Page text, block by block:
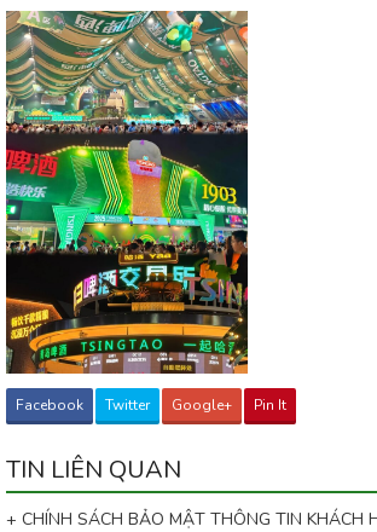
Facebook Twitter Google+ Pin It
TIN LIÊN QUAN
+ CHÍNH SÁCH BẢO MẬT THÔNG TIN KHÁCH